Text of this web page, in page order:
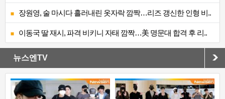
장원영, 술 마시다 흘러내린 옷자락 깜짝…리즈 갱신한 인형 비..
이동국 딸 재시, 파격 비키니 자태 깜짝…美 명문대 합격 후 리..
뉴스엔TV